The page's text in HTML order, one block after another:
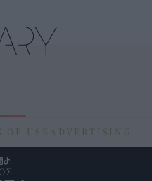
OF USE ADVERTISING